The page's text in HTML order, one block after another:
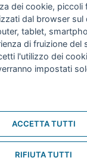
Zonarelli
e Cookies
e cookies
Piazza
• Tel.051
dei cookie, piccoli
dal browser sul
tablet,
di fruizione del
l'utilizzo dei
impostati
ACCETTA TUTTI
RIFIUTA TUTTI